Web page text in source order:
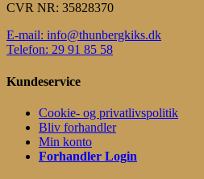
CVR NR: 35828370
E-mail: info@thunbergkiks.dk
Telefon: 29 91 85 58
Kundeservice
Cookie- og privatlivspolitik
Bliv forhandler
Min konto
Forhandler Login